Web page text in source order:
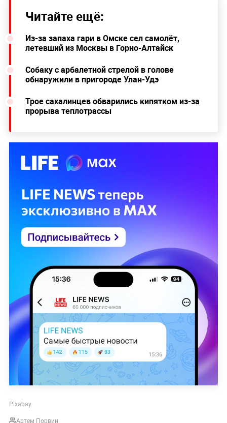
Читайте ещё:
Из-за запаха гари в Омске сел самолёт,
летевший из Москвы в Горно-Алтайск
Собаку с арбалетной стрелой в голове
обнаружили в пригороде Улан-Удэ
Трое сахалинцев обварились кипятком из-за
прорыва теплотрассы
Pixabay
Артем Порвин